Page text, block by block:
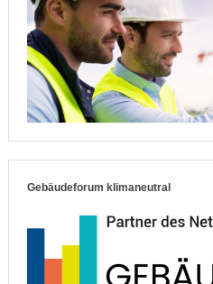
Gebäudeforum klimaneutral